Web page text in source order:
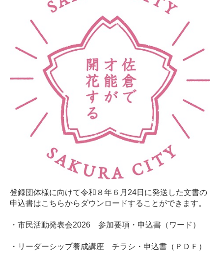
登録団体様に向けて令和８年６月24日に発送した文書の
申込書はこちらからダウンロードすることができます。
・市民活動発表会2026 参加要項・申込書（ワード）
・リーダーシップ養成講座 チラシ・申込書（ＰＤＦ）